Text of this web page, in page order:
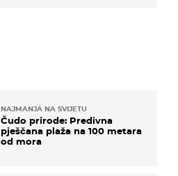
NAJMANJA NA SVIJETU
Čudo prirode: Predivna
pješčana plaža na 100 metara
od mora